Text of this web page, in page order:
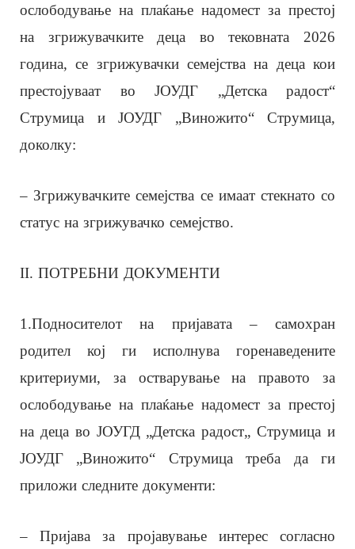
ослободување на плаќање надомест за престој
на згрижувачките деца во тековната 2026
година, се згрижувачки семејства на деца кои
престојуваат во ЈОУДГ „Детска радост“
Струмица и ЈОУДГ „Виножито“ Струмица,
доколку:
– Згрижувачките семејства се имаат стекнато со
статус на згрижувачко семејство.
II. ПОТРЕБНИ ДОКУМЕНТИ
1.Подносителот на пријавата – самохран
родител кој ги исполнува горенаведените
критериуми, за остварување на правото за
ослободување на плаќање надомест за престој
на деца во ЈОУГД „Детска радост„ Струмица и
ЈОУДГ „Виножито“ Струмица треба да ги
приложи следните документи:
– Пријава за пројавување интерес согласно